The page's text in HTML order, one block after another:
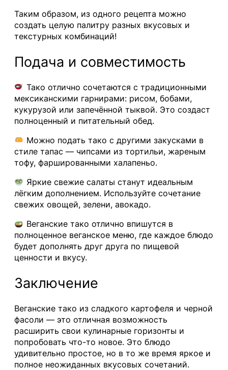
Таким образом, из одного рецепта можно
создать целую палитру разных вкусовых и
текстурных комбинаций!
Подача и совместимость
Тако отлично сочетаются с традиционными
мексиканскими гарнирами: рисом, бобами,
кукурузой или запечённой тыквой. Это создаст
полноценный и питательный обед.
Можно подать тако с другими закусками в
стиле тапас — чипсами из тортильи, жареным
тофу, фаршированными халапеньо.
Яркие свежие салаты станут идеальным
лёгким дополнением. Используйте сочетание
свежих овощей, зелени, авокадо.
Веганские тако отлично впишутся в
полноценное веганское меню, где каждое блюдо
будет дополнять друг друга по пищевой
ценности и вкусу.
Заключение
Веганские тако из сладкого картофеля и черной
фасоли — это отличная возможность
расширить свои кулинарные горизонты и
попробовать что-то новое. Это блюдо
удивительно простое, но в то же время яркое и
полное неожиданных вкусовых сочетаний.